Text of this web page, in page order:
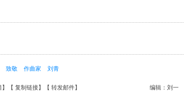
致敬 作曲家 刘青
编辑：刘一
】【 复制链接】【 转发邮件】